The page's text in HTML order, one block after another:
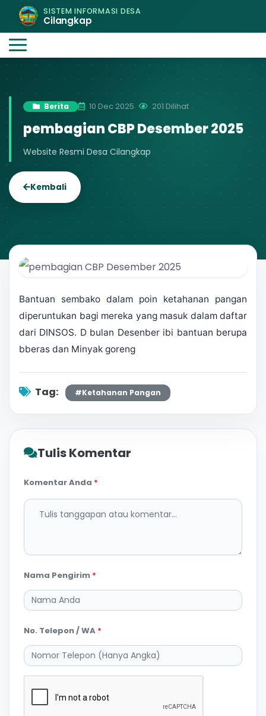
SISTEM INFORMASI DESA
Cilangkap
Berita 10 Dec 2025 201 Dilihat
pembagian CBP Desember 2025
Website Resmi Desa Cilangkap
Kembali
Bantuan sembako dalam poin ketahanan pangan
diperuntukan bagi mereka yang masuk dalam daftar
dari DINSOS. D bulan Desenber ibi bantuan berupa
bberas dan Minyak goreng
Tag: #Ketahanan Pangan
Tulis Komentar
Komentar Anda *
Nama Pengirim *
No. Telepon / WA *